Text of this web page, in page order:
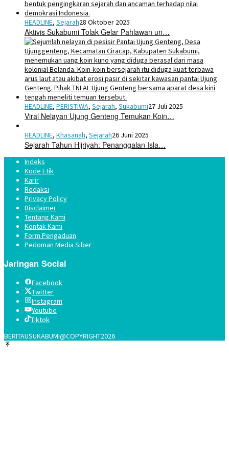
HEADLINE, Sejarah28 Oktober 2025
Aktivis Sukabumi Tolak Gelar Pahlawan un…
HEADLINE, PERISTIWA, Sejarah, Sukabumi27 Juli 2025
Viral Nelayan Ujung Genteng Temukan Koin…
HEADLINE, Khasanah, Sejarah26 Juni 2025
Sejarah Tahun Hijriyah: Penanggalan Isla…
Indeks
Kode Etik
Karir
Redaksi
Privacy Policy
Disclaimer
Tentang Kami
Kontak Kami
Form Pengaduan
Pedoman Media Siber
Jaringan Social
Facebook
Twitter
Instagram
Youtube
Tiktok
BERITAUSUKABUMI@COPYRIGHT2026